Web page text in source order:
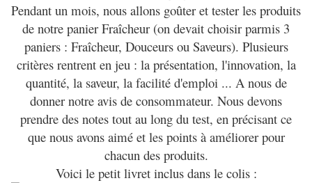
Pendant un mois, nous allons goûter et tester les produits
de notre panier Fraîcheur (on devait choisir parmis 3
paniers : Fraîcheur, Douceurs ou Saveurs). Plusieurs
critères rentrent en jeu : la présentation, l'innovation, la
quantité, la saveur, la facilité d'emploi ... A nous de
donner notre avis de consommateur. Nous devons
prendre des notes tout au long du test, en précisant ce
que nous avons aimé et les points à améliorer pour
chacun des produits.
Voici le petit livret inclus dans le colis :